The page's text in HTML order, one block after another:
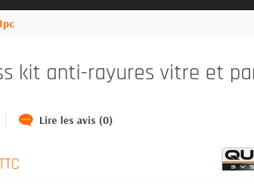
kit anti-rayures vitre et
Lire les avis (0)